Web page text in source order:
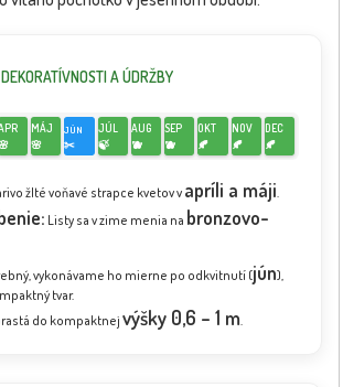
A ÚDRŽBY
MÁJ
🌸
JÚN
✂️
JÚL
🍃
AUG
🫐
SEP
🫐
OKT
🍂
NOV
🍂
DEC
🍂
žlté voňavé strapce kvetov v apríli a máji.
Listy sa v zime menia na bronzovo-
vykonávame ho mierne po odkvitnutí (jún),
tvar.
do kompaktnej výšky 0,6 – 1 m.